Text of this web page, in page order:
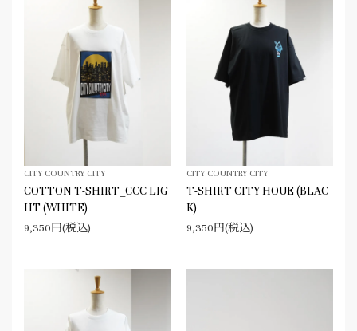
CITY COUNTRY CITY
COTTON T-SHIRT_CCC LIG
HT (WHITE)
9,350円(税込)
CITY COUNTRY CITY
T-SHIRT CITY HOUE (BLAC
K)
9,350円(税込)